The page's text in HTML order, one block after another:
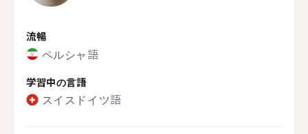
流暢
ペルシャ語
学習中の言語
スイスドイツ語